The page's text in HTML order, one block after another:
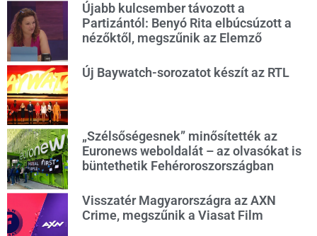
Újabb kulcsember távozott a
Partizántól: Benyó Rita elbúcsúzott a
nézőktől, megszűnik az Elemző
Új Baywatch-sorozatot készít az RTL
„Szélsőségesnek” minősítették az
Euronews weboldalát – az olvasókat is
büntethetik Fehéroroszországban
Visszatér Magyarországra az AXN
Crime, megszűnik a Viasat Film